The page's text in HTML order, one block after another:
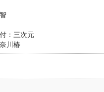
：三次元
川椿